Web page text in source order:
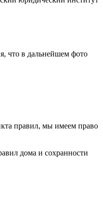
что в дальнейшем фото
правил, мы имеем право
дома и сохранности